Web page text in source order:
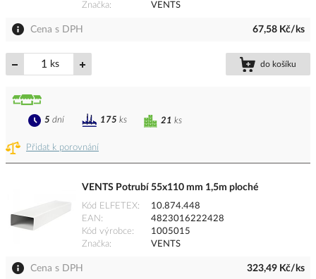
Značka
VENTS
Cena s DPH 67,58 Kč/ks
ks do košíku
Přidat k porovnání
21 ks
5 dní 175 ks
VENTS Potrubí 55x110 mm 1,5m ploché
Kód ELFETEX
10.874.448
EAN
4823016222428
Kód výrobce
1005015
Značka
VENTS
Cena s DPH 323,49 Kč/ks